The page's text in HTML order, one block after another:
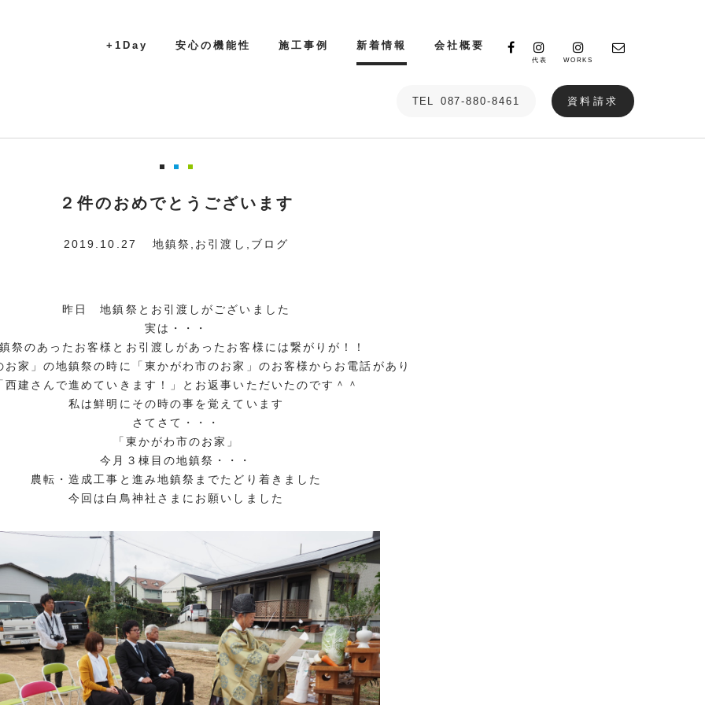
+1Day 安心の機能性 施工事例 新着情報 会社概要
代表 WORKS
TEL 087-880-8461 資料請求
２件のおめでとうございます
2019.10.27 地鎮祭 お引渡し ブログ
昨日 地鎮祭とお引渡しがございました
実は・・・
祭のあったお客様とお引渡しがあったお客様には繋がりが！！
お家」の地鎮祭の時に「東かがわ市のお家」のお客様からお電話があり
西建さんで進めていきます！」とお返事いただいたのです＾＾
私は鮮明にその時の事を覚えています
さてさて・・・
「東かがわ市のお家」
今月３棟目の地鎮祭・・・
農転・造成工事と進み地鎮祭までたどり着きました
今回は白鳥神社さまにお願いしました